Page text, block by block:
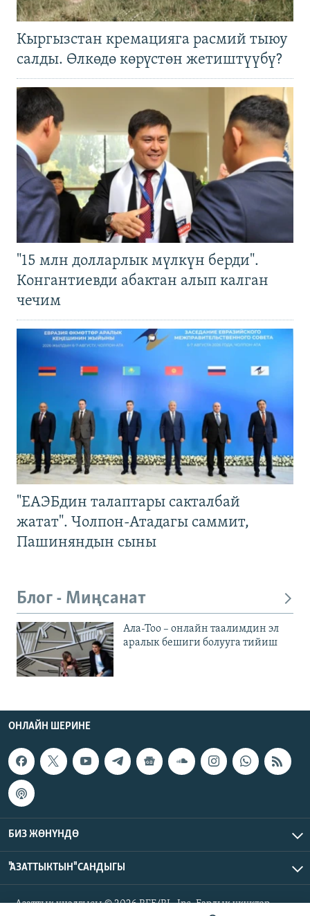
Кыргызстан кремацияга расмий тыюу
салды. Өлкөдө көрүстөн жетиштүүбү?
"15 млн долларлык мүлкүн берди".
Конгантиевди абактан алып калган
чечим
"ЕАЭБдин талаптары сакталбай
жатат". Чолпон-Атадагы саммит,
Пашиняндын сыны
Блог - Миңсанат
Ала-Тоо – онлайн таалимдин эл
аралык бешиги болууга тийиш
ОНЛАЙН ШЕРИНЕ
БИЗ ЖӨНҮНДӨ
"АЗАТТЫКТЫН" САНДЫГЫ
Азаттык үналгысы © 2026 RFE/RL, Inc. Бардык укуктар